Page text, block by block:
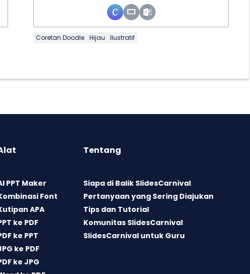
Coretan Doodle Hijau Ilustratif
PPT Maker
Font
APA
ke PDF
ke PPT
ke PDF
ke JPG
Tentang
Siapa di Balik SlidesCarnival
Pertanyaan yang Sering Diajukan
Tips dan Tutorial
Komunitas SlidesCarnival
SlidesCarnival untuk Guru